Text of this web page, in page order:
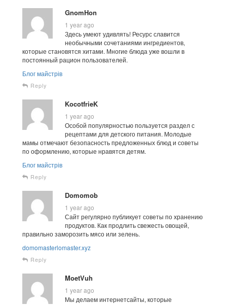
GnomHon
1 year ago
Здесь умеют удивлять! Ресурс славится
необычными сочетаниями ингредиентов,
которые становятся хитами. Многие блюда уже вошли в
постоянный рацион пользователей.
Блог майстрів
Reply
KocotfrieK
1 year ago
Особой популярностью пользуется раздел с
рецептами для детского питания. Молодые
мамы отмечают безопасность предложенных блюд и советы
по оформлению, которые нравятся детям.
Блог майстрів
Reply
Domomob
1 year ago
Сайт регулярно публикует советы по хранению
продуктов. Как продлить свежесть овощей,
правильно заморозить мясо или зелень.
domomasterlomaster.xyz
Reply
MoetVuh
1 year ago
Мы делаем интернетсайты, которые